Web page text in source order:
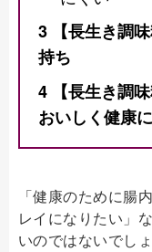
3 【長生き調
持ち
4 【長生き調
おいしく健康に
「健康のために腸
レイになりたい」
いのではないでし